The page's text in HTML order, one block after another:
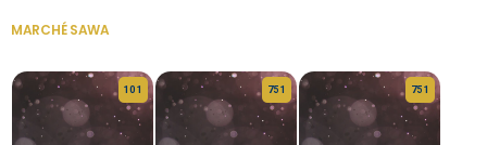
MARCHÉ SAWA
10 1 75 1 75 1